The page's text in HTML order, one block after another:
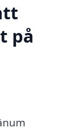
på